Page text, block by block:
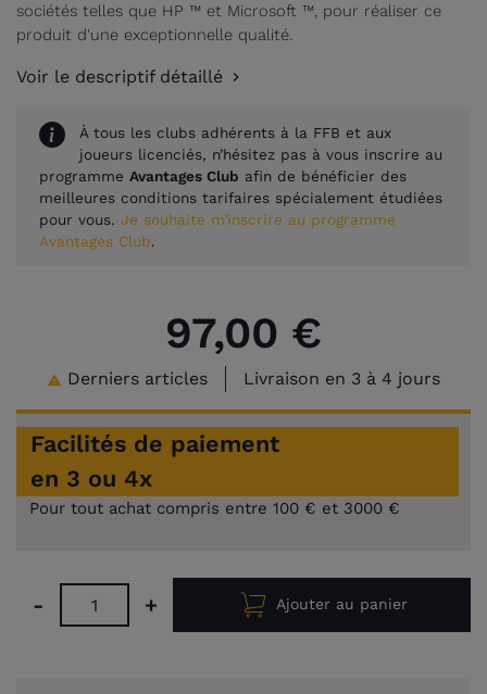
sociétés telles que HP ™ et Microsoft ™, pour réaliser ce
produit d'une exceptionnelle qualité.
Voir le descriptif détaillé
À tous les clubs adhérents à la FFB et aux
joueurs licenciés, n’hésitez pas à vous inscrire au
programme Avantages Club afin de bénéficier des
meilleures conditions tarifaires spécialement étudiées
pour vous. Je souhaite m’inscrire au programme
Avantages Club.
97,00 €
 Derniers articles Livraison en 3 à 4 jours
Facilités de paiement
en 3 ou 4x
Pour tout achat compris entre 100 € et 3000 €
- + Ajouter au panier